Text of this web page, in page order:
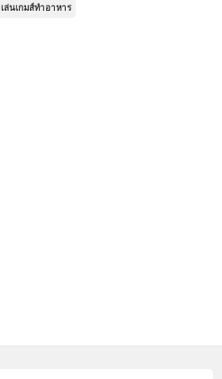
เล่นเกมส์ทำอาหาร